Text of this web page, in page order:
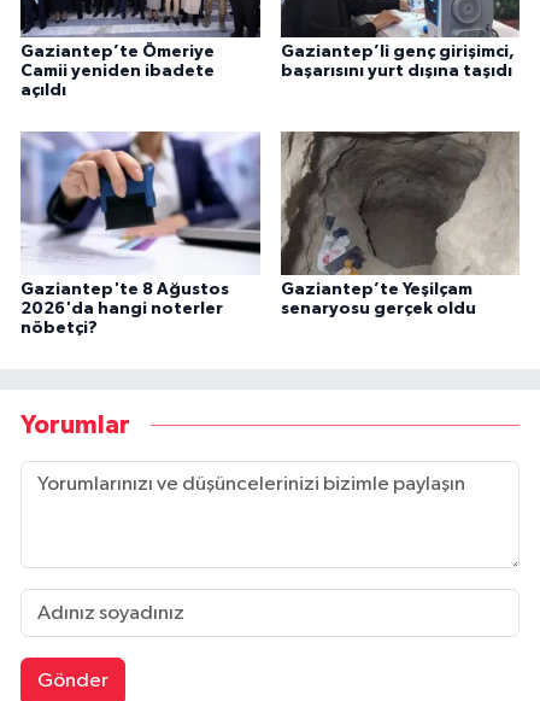
Gaziantep’te Ömeriye
Camii yeniden ibadete
açıldı
Gaziantep’li genç girişimci,
başarısını yurt dışına taşıdı
Gaziantep'te 8 Ağustos
2026'da hangi noterler
nöbetçi?
Gaziantep’te Yeşilçam
senaryosu gerçek oldu
Yorumlar
Gönder